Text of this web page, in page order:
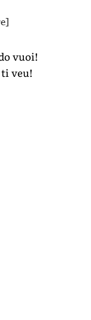
vuoi!
veu!